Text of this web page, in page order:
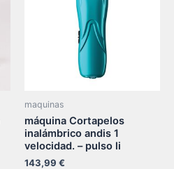
maquinas
máquina Cortapelos
inalámbrico andis 1
velocidad. – pulso li
143,99 €